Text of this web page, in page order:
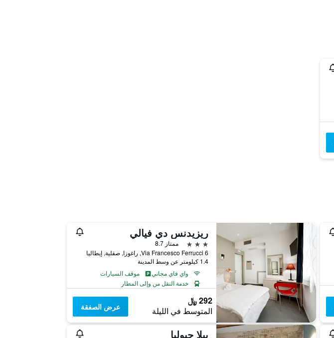
ريزيدنس دي فيالي
3 نجوم
ممتاز 8.7
Via Francesco Ferrucci 6, راغوزا, صقلية, إيطاليا
1.4 كيلومتر عن وسط المدينة
واي فاي مجاني
موقف السيارات
خدمة النقل من وإلى المطار
292 ﷼
المتوسط في الليلة عرض الصفقة
بيلا جيوليا